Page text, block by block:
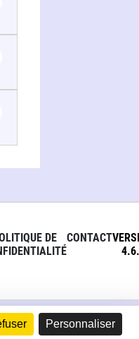
Personnaliser
DE
CONTACT